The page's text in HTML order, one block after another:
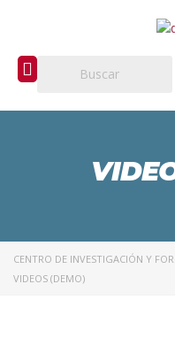
CENTRO DE INVESTIGACIÓN Y
VIDEOS (DEMO)